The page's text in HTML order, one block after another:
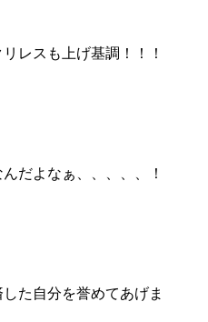
レスも上げ基調！！！
だよなぁ、、、、、！
た自分を誉めてあげま